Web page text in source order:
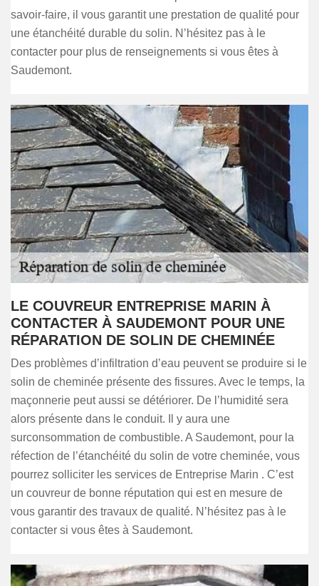
savoir-faire, il vous garantit une prestation de qualité pour
une étanchéité durable du solin. N’hésitez pas à le
contacter pour plus de renseignements si vous êtes à
Saudemont.
LE COUVREUR ENTREPRISE MARIN À
CONTACTER À SAUDEMONT POUR UNE
RÉPARATION DE SOLIN DE CHEMINÉE
Des problèmes d’infiltration d’eau peuvent se produire si le
solin de cheminée présente des fissures. Avec le temps, la
maçonnerie peut aussi se détériorer. De l’humidité sera
alors présente dans le conduit. Il y aura une
surconsommation de combustible. A Saudemont, pour la
réfection de l’étanchéité du solin de votre cheminée, vous
pourrez solliciter les services de Entreprise Marin . C’est
un couvreur de bonne réputation qui est en mesure de
vous garantir des travaux de qualité. N’hésitez pas à le
contacter si vous êtes à Saudemont.